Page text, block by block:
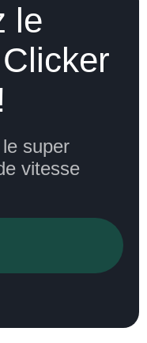
le
super
vitesse